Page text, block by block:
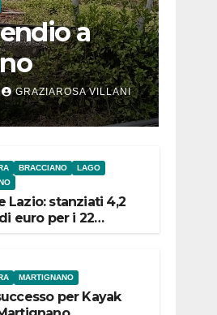
a
GRAZIAROSA VILLANI
BRACCIANO
LAGO
Lazio: stanziati 4,2
euro per i 22
MARTIGNANO
per Kayak